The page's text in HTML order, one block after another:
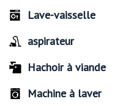
Lave-vaisselle
aspirateur
Hachoir à viande
Machine à laver